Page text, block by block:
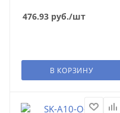
476.93 руб./шт
В КОРЗИНУ